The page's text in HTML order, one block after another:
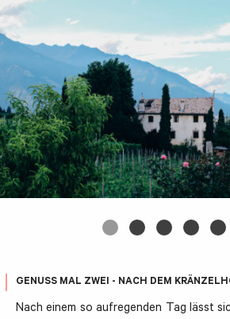
GENUSS MAL ZWEI - NACH DEM
Nach einem so aufregenden Tag lässt